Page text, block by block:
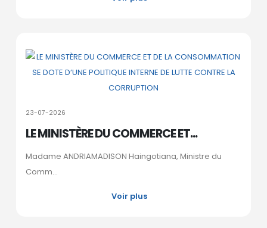
23-07-2026
LE MINISTÈRE DU COMMERCE ET...
Madame ANDRIAMADISON Haingotiana, Ministre du
Comm...
Voir plus